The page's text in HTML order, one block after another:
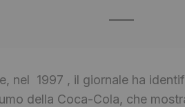
nel 1997 , il giornale ha
della Coca-Cola, che